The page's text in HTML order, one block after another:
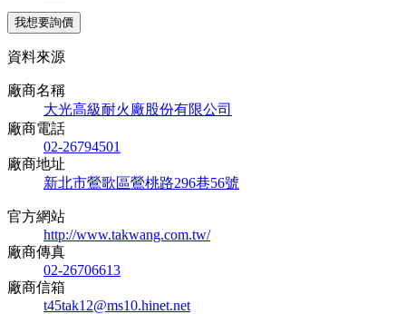
我想要詢價
資料來源
廠商名稱
大光高級耐火廠股份有限公司
廠商電話
02-26794501
廠商地址
新北市鶯歌區鶯桃路296巷56號
官方網站
http://www.takwang.com.tw/
廠商傳真
02-26706613
廠商信箱
t45tak12@ms10.hinet.net